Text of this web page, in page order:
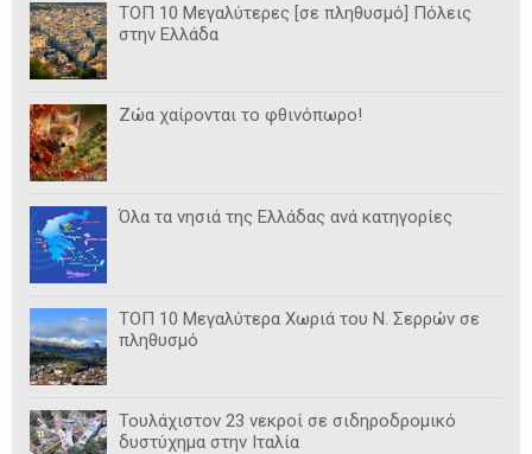
ΤΟΠ 10 Μεγαλύτερες [σε πληθυσμό] Πόλεις
στην Ελλάδα
Ζώα χαίρονται το φθινόπωρο!
Όλα τα νησιά της Ελλάδας ανά κατηγορίες
ΤΟΠ 10 Μεγαλύτερα Χωριά του Ν. Σερρών σε
πληθυσμό
Τουλάχιστον 23 νεκροί σε σιδηροδρομικό
δυστύχημα στην Ιταλία